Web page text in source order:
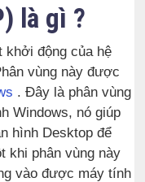
là gì ?
khởi động của hệ
vùng này được
. Đây là phân vùng
Windows, nó giúp
hình Desktop để
khi phân vùng này
vào được máy tính